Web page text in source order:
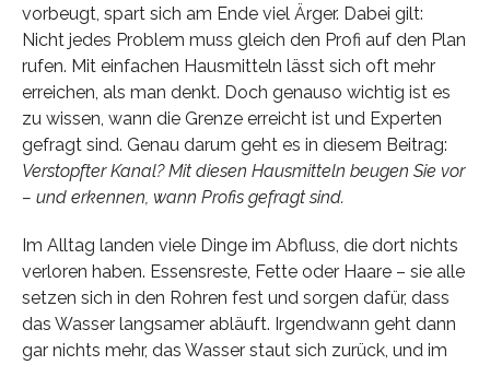
vorbeugt, spart sich am Ende viel Ärger. Dabei gilt:
Nicht jedes Problem muss gleich den Profi auf den Plan
rufen. Mit einfachen Hausmitteln lässt sich oft mehr
erreichen, als man denkt. Doch genauso wichtig ist es
zu wissen, wann die Grenze erreicht ist und Experten
gefragt sind. Genau darum geht es in diesem Beitrag:
Verstopfter Kanal? Mit diesen Hausmitteln beugen Sie vor
– und erkennen, wann Profis gefragt sind.
Im Alltag landen viele Dinge im Abfluss, die dort nichts
verloren haben. Essensreste, Fette oder Haare – sie alle
setzen sich in den Rohren fest und sorgen dafür, dass
das Wasser langsamer abläuft. Irgendwann geht dann
gar nichts mehr, das Wasser staut sich zurück, und im